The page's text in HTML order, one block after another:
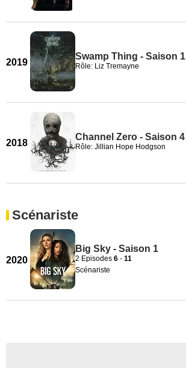
2019
Swamp Thing - Saison 1
Rôle: Liz Tremayne
2018
Channel Zero - Saison 4
Rôle: Jillian Hope Hodgson
Scénariste
2020
Big Sky - Saison 1
2 Episodes 6 - 11
Scénariste